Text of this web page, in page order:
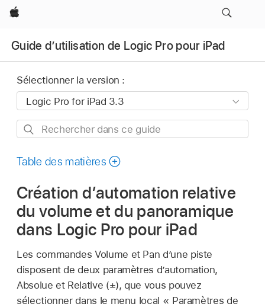
Apple
Guide d’utilisation de Logic Pro pour iPad
Sélectionner la version :
Rechercher
ce
Table des matières
Création d’automation relative
du volume et du panoramique
dans Logic Pro pour iPad
Les commandes Volume et Pan d’une piste
disposent de deux paramètres d’automation,
Absolue et Relative (±), que vous pouvez
sélectionner dans le menu local « Paramètres de